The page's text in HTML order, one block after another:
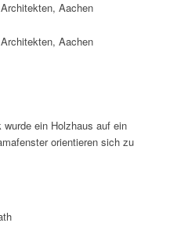
ein Holzhaus auf ein
orientieren sich zu